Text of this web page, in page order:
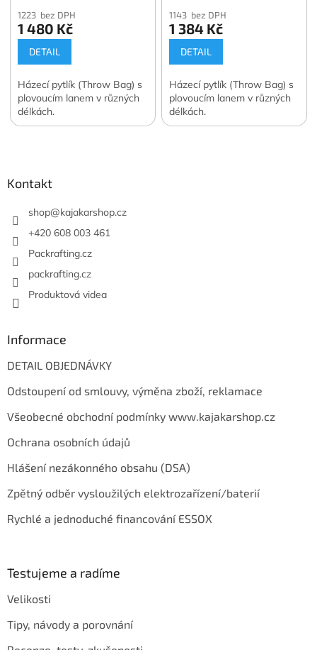
1223 bez DPH
1 480 Kč
DETAIL
Házecí pytlík (Throw Bag) s
plovoucím lanem v různých
délkách.
1143 bez DPH
1 384 Kč
DETAIL
Házecí pytlík (Throw Bag) s
plovoucím lanem v různých
délkách.
Kontakt
shop@kajakarshop.cz
+420 608 003 461
Packrafting.cz
packrafting.cz
Produktová videa
Informace
DETAIL OBJEDNÁVKY
Odstoupení od smlouvy, výměna zboží, reklamace
Všeobecné obchodní podmínky www.kajakarshop.cz
Ochrana osobních údajů
Hlášení nezákonného obsahu (DSA)
Zpětný odběr vysloužilých elektrozařízení/baterií
Rychlé a jednoduché financování ESSOX
Testujeme a radíme
Velikosti
Tipy, návody a porovnání